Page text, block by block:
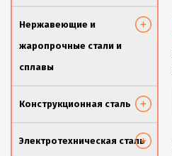
Нержавеющие и
жаропрочные стали и
сплавы
Конструкционная сталь
Электротехническая сталь